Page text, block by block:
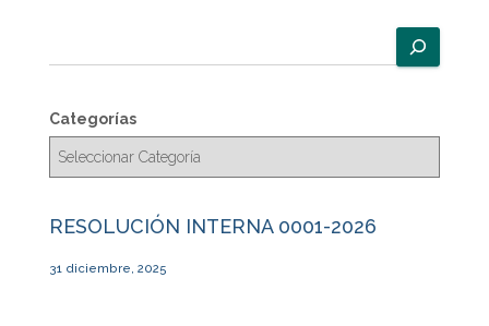
u
c
a
Categorías
RESOLUCIÓN INTERNA 0001-2026
31 diciembre, 2025